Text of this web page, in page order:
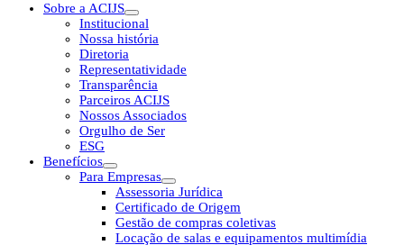
Sobre a ACIJS
Institucional
Nossa história
Diretoria
Representatividade
Transparência
Parceiros ACIJS
Nossos Associados
Orgulho de Ser
ESG
Benefícios
Para Empresas
Assessoria Jurídica
Certificado de Origem
Gestão de compras coletivas
Locação de salas e equipamentos multimídia